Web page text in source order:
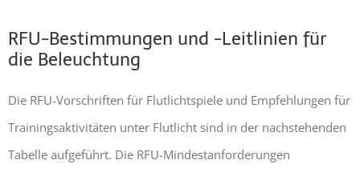
RFU-Bestimmungen und -Leitlinien für
die Beleuchtung
Die RFU-Vorschriften für Flutlichtspiele und Empfehlungen für
Trainingsaktivitäten unter Flutlicht sind in der nachstehenden
Tabelle aufgeführt. Die RFU-Mindestanforderungen